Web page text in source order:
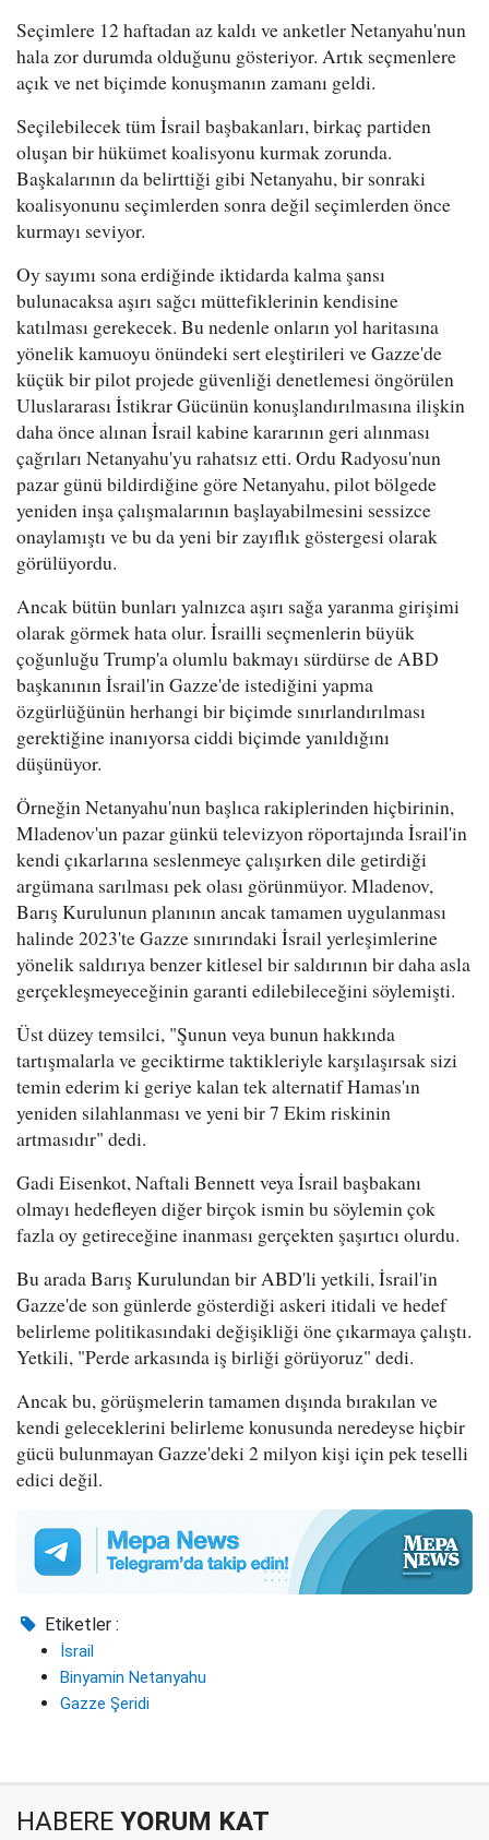
Seçimlere 12 haftadan az kaldı ve anketler Netanyahu'nun
hala zor durumda olduğunu gösteriyor. Artık seçmenlere
açık ve net biçimde konuşmanın zamanı geldi.
Seçilebilecek tüm İsrail başbakanları, birkaç partiden
oluşan bir hükümet koalisyonu kurmak zorunda.
Başkalarının da belirttiği gibi Netanyahu, bir sonraki
koalisyonunu seçimlerden sonra değil seçimlerden önce
kurmayı seviyor.
Oy sayımı sona erdiğinde iktidarda kalma şansı
bulunacaksa aşırı sağcı müttefiklerinin kendisine
katılması gerekecek. Bu nedenle onların yol haritasına
yönelik kamuoyu önündeki sert eleştirileri ve Gazze'de
küçük bir pilot projede güvenliği denetlemesi öngörülen
Uluslararası İstikrar Gücünün konuşlandırılmasına ilişkin
daha önce alınan İsrail kabine kararının geri alınması
çağrıları Netanyahu'yu rahatsız etti. Ordu Radyosu'nun
pazar günü bildirdiğine göre Netanyahu, pilot bölgede
yeniden inşa çalışmalarının başlayabilmesini sessizce
onaylamıştı ve bu da yeni bir zayıflık göstergesi olarak
görülüyordu.
Ancak bütün bunları yalnızca aşırı sağa yaranma girişimi
olarak görmek hata olur. İsrailli seçmenlerin büyük
çoğunluğu Trump'a olumlu bakmayı sürdürse de ABD
başkanının İsrail'in Gazze'de istediğini yapma
özgürlüğünün herhangi bir biçimde sınırlandırılması
gerektiğine inanıyorsa ciddi biçimde yanıldığını
düşünüyor.
Örneğin Netanyahu'nun başlıca rakiplerinden hiçbirinin,
Mladenov'un pazar günkü televizyon röportajında İsrail'in
kendi çıkarlarına seslenmeye çalışırken dile getirdiği
argümana sarılması pek olası görünmüyor. Mladenov,
Barış Kurulunun planının ancak tamamen uygulanması
halinde 2023'te Gazze sınırındaki İsrail yerleşimlerine
yönelik saldırıya benzer kitlesel bir saldırının bir daha asla
gerçekleşmeyeceğinin garanti edilebileceğini söylemişti.
Üst düzey temsilci, "Şunun veya bunun hakkında
tartışmalarla ve geciktirme taktikleriyle karşılaşırsak sizi
temin ederim ki geriye kalan tek alternatif Hamas'ın
yeniden silahlanması ve yeni bir 7 Ekim riskinin
artmasıdır" dedi.
Gadi Eisenkot, Naftali Bennett veya İsrail başbakanı
olmayı hedefleyen diğer birçok ismin bu söylemin çok
fazla oy getireceğine inanması gerçekten şaşırtıcı olurdu.
Bu arada Barış Kurulundan bir ABD'li yetkili, İsrail'in
Gazze'de son günlerde gösterdiği askeri itidali ve hedef
belirleme politikasındaki değişikliği öne çıkarmaya çalıştı.
Yetkili, "Perde arkasında iş birliği görüyoruz" dedi.
Ancak bu, görüşmelerin tamamen dışında bırakılan ve
kendi geleceklerini belirleme konusunda neredeyse hiçbir
gücü bulunmayan Gazze'deki 2 milyon kişi için pek teselli
edici değil.
Etiketler :
İsrail
Binyamin Netanyahu
Gazze Şeridi
HABERE YORUM KAT